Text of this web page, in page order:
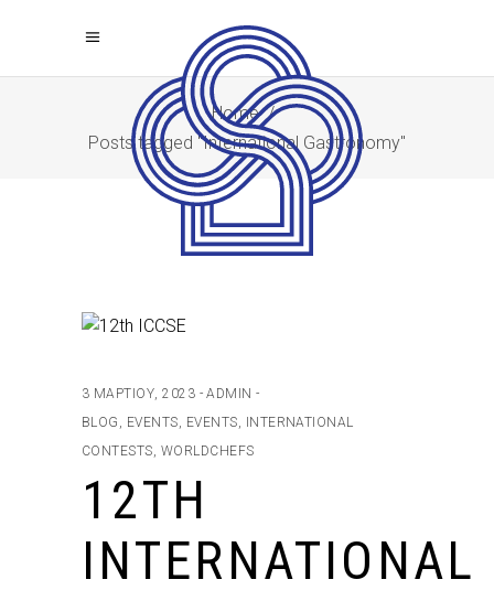
Home/
Posts tagged "International Gastronomy"
3 ΜΑΡΤΊΟΥ, 2023
ADMIN
BLOG
EVENTS EVENTS
INTERNATIONAL
CONTESTS WORLDCHEFS
12TH
INTERNATIONAL